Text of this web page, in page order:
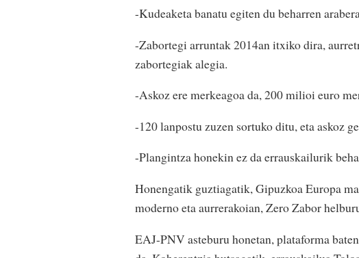
-Kudeaketa banatu egiten du beharren
-Zabortegi arruntak 2014an itxiko dira,
zabortegiak alegia.
-Askoz ere merkeagoa da, 200 milioi euro
-120 lanpostu zuzen sortuko ditu, eta askoz
-Plangintza honekin ez da errauskailurik
Honengatik guztiagatik, Gipuzkoa Europa
moderno eta aurrerakoian, Zero Zabor
EAJ-PNV asteburu honetan, plataforma